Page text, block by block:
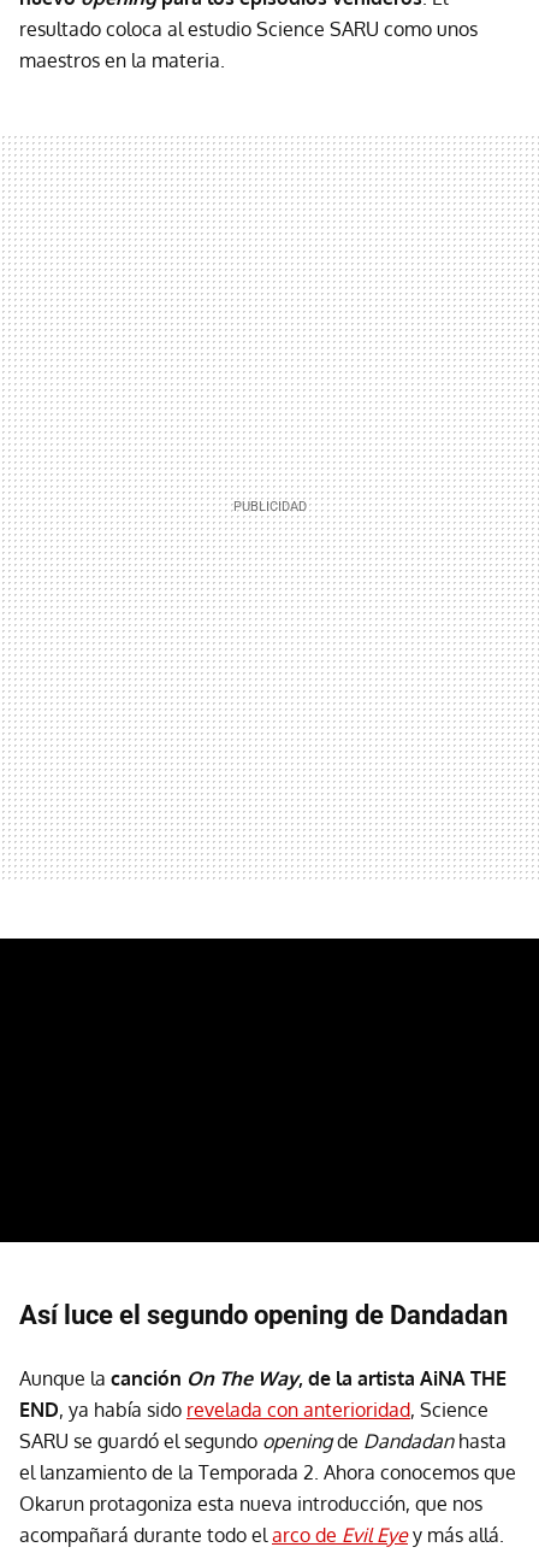
resultado coloca al estudio Science SARU como unos
maestros en la materia.
Así luce el segundo opening de Dandadan
Aunque la canción On The Way, de la artista AiNA THE
END, ya había sido revelada con anterioridad, Science
SARU se guardó el segundo openingde Dandadan hasta
el lanzamiento de la Temporada 2. Ahora conocemos que
Okarun protagoniza esta nueva introducción, que nos
acompañará durante todo elarco de Evil Eyey más allá.